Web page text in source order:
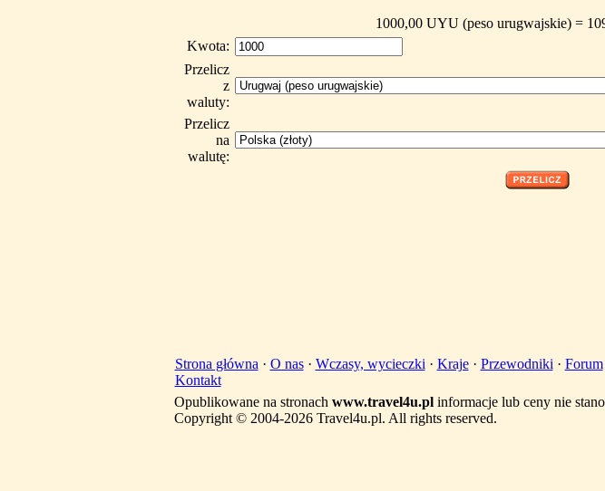
1000,00 UYU (peso urugwajskie) =
Kwota:
Przelicz
z
waluty:
Przelicz
na
walutę:
Strona główna · O nas· Wczasy, wycieczki · Kraje· Przewodniki · Forum
Kontakt
Opublikowane na stronach www.travel4u.plinformacje lub ceny nie
Copyright © 2004-2026 Travel4u.pl. All rights reserved.